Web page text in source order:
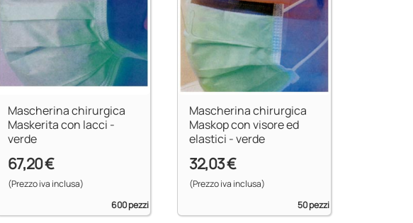
Mascherina chirurgica
Maskerita con lacci -
verde
67,20 €
(Prezzo iva inclusa)
600 pezzi
Mascherina chirurgica
Maskop con visore ed
elastici - verde
32,03 €
(Prezzo iva inclusa)
50 pezzi